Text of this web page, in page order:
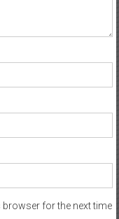
browser for the next time